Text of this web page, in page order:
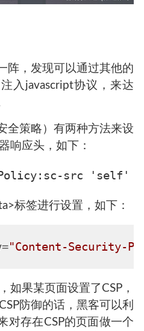
阵，发现可以通过其他的
入javascript协议，来达
全策略）有两种方法来设
响应头，如下：
标签进行设置，如下：
="Content-Security-
如果某页面设置了CSP，
防御的话，黑客可以利
对存在CSP的页面做一个